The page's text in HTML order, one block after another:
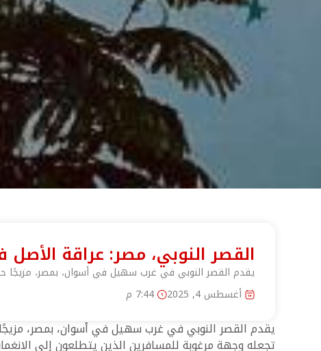
القصر النوبي، مصر: عراقة الأصل
يقدم القصر النوبي في غرب سهيل في أسوان، بمصر، مزيجًا
أغسطس 4, 2025
7:44 م
يقدم القصر النوبي في غرب سهيل في أسوان، بمصر، مزيجًا
تجعله وجهة مرغوبة للمسافرين الذين يتطلعون إلى